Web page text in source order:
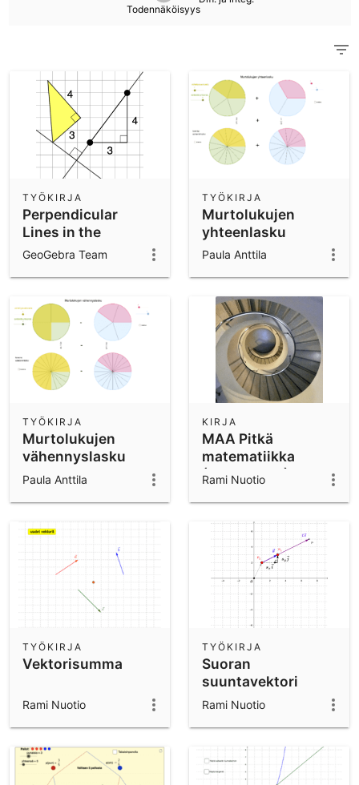
Scientific Calculator
Appien lataukset
Aloita GeoGebra sovellusten käyttö
Todennäköisyys
Perpendicular
Lines in the
Coordinate Plane:
TYÖKIRJA
GeoGebra Team
Murtolukujen
yhteenlasku
TYÖKIRJA
Paula Anttila
Murtolukujen
vähennyslasku
TYÖKIRJA
Paula Anttila
MAA Pitkä
matematiikka
(LOPS 2005)
KIRJA
Rami Nuotio
Vektorisumma
TYÖKIRJA
Rami Nuotio
Suoran
suuntavektori
TYÖKIRJA
Rami Nuotio